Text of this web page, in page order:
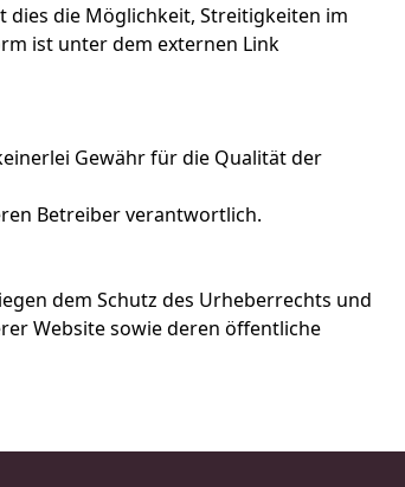
dies die Möglichkeit, Streitigkeiten im
ist unter dem externen Link
Gewähr für die Qualität der
Betreiber verantwortlich.
dem Schutz des Urheberrechts und
Website sowie deren öffentliche